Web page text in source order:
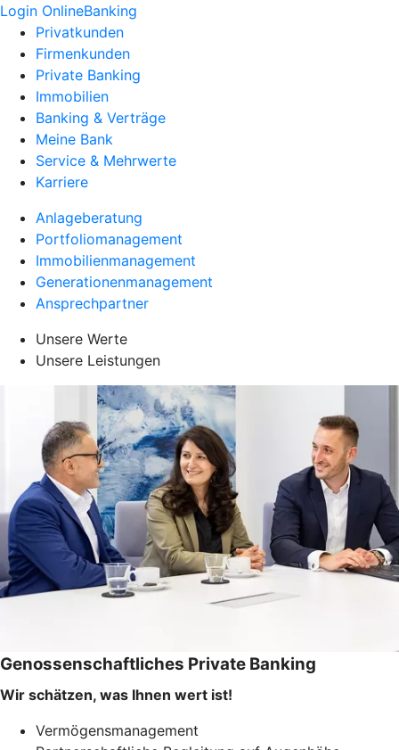
Login OnlineBanking
Privatkunden
Firmenkunden
Private Banking
Immobilien
Banking & Verträge
Meine Bank
Service & Mehrwerte
Karriere
Anlageberatung
Portfoliomanagement
Immobilienmanagement
Generationenmanagement
Ansprechpartner
Unsere Werte
Unsere Leistungen
Genossenschaftliches Private Banking
Wir schätzen, was Ihnen wert ist!
Vermögensmanagement